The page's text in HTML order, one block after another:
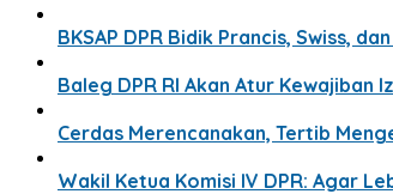
BKSAP DPR Bidik Prancis, Swiss,
Baleg DPR RI Akan Atur Kewajiban
Cerdas Merencanakan, Tertib
Wakil Ketua Komisi IV DPR: Agar